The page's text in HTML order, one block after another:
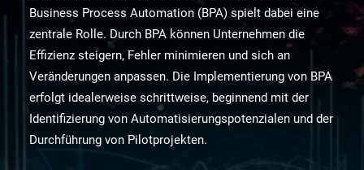
Business Process Automation (BPA) spielt dabei eine
zentrale Rolle. Durch BPA können Unternehmen die
Effizienz steigern, Fehler minimieren und sich an
Veränderungen anpassen. Die Implementierung von BPA
erfolgt idealerweise schrittweise, beginnend mit der
Identifizierung von Automatisierungspotenzialen und der
Durchführung von Pilotprojekten.